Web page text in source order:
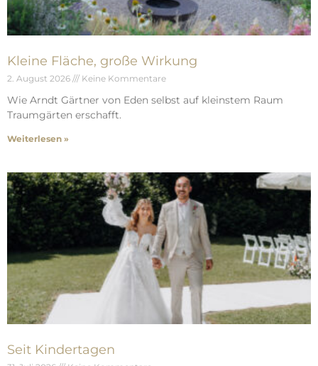
Kleine Fläche, große Wirkung
2. August 2026 Keine Kommentare
Wie Arndt Gärtner von Eden selbst auf kleinstem Raum
Traumgärten erschafft.
Weiterlesen »
Seit Kindertagen